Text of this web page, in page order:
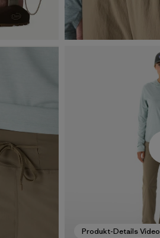
Produkt-Details Video